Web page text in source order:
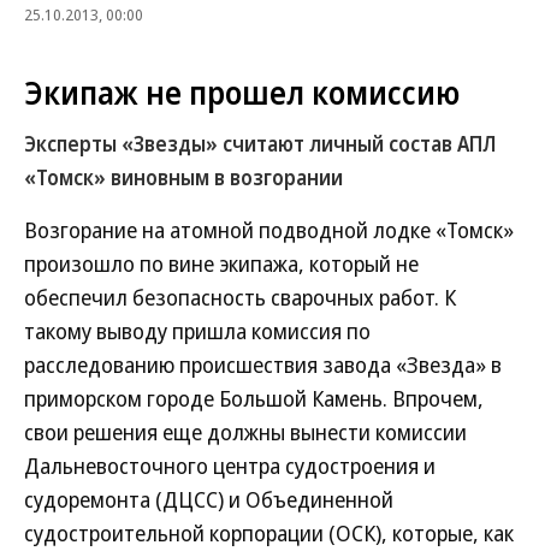
25.10.2013, 00:00
Экипаж не прошел комиссию
Эксперты «Звезды» считают личный состав АПЛ
«Томск» виновным в возгорании
Возгорание на атомной подводной лодке «Томск»
произошло по вине экипажа, который не
обеспечил безопасность сварочных работ. К
такому выводу пришла комиссия по
расследованию происшествия завода «Звезда» в
приморском городе Большой Камень. Впрочем,
свои решения еще должны вынести комиссии
Дальневосточного центра судостроения и
судоремонта (ДЦСС) и Объединенной
судостроительной корпорации (ОСК), которые, как